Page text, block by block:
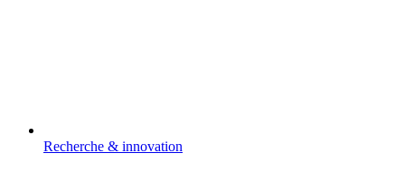
Recherche & innovation